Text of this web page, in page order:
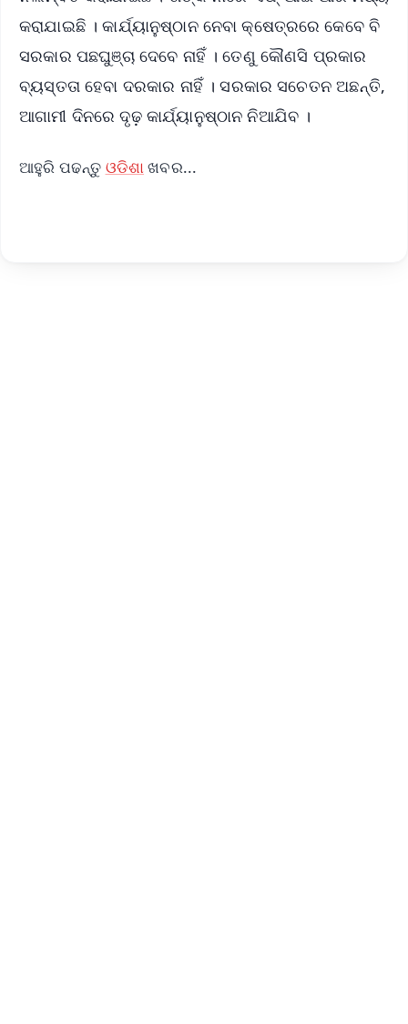
କରାଯାଇଛି । କାର୍ଯ୍ୟାନୁଷ୍ଠାନ ନେବା କ୍ଷେତ୍ରରେ କେବେ ବି
ସରକାର ପଛଘୁଞ୍ଚା ଦେବେ ନାହିଁ । ତେଣୁ କୌଣସି ପ୍ରକାର
ବ୍ୟସ୍ତତା ହେବା ଦରକାର ନାହିଁ । ସରକାର ସଚେତନ ଅଛନ୍ତି,
ଆଗାମୀ ଦିନରେ ଦୃଢ଼ କାର୍ଯ୍ୟାନୁଷ୍ଠାନ ନିଆଯିବ ।
ଆହୁରି ପଢନ୍ତୁ ଓଡିଶା ଖବର...